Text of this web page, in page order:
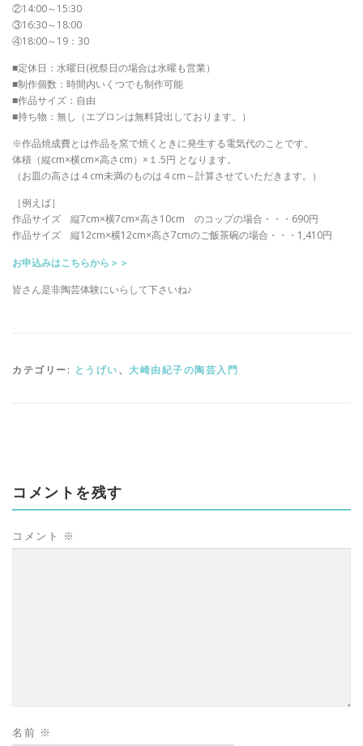
②14:00～15:30
③16:30～18:00
④18:00～19：30
■定休日：水曜日(祝祭日の場合は水曜も営業）
■制作個数：時間内いくつでも制作可能
■作品サイズ：自由
■持ち物：無し（エプロンは無料貸出しております。）
※作品焼成費とは作品を窯で焼くときに発生する電気代のことです。
体積（縦cm×横cm×高さcm）×１.5円 となります。
（お皿の高さは４cm未満のものは４cm～計算させていただきます。）
［例えば］
作品サイズ 縦7cm×横7cm×高さ10cm のコップの場合・・・690円
作品サイズ 縦12cm×横12cm×高さ7cmのご飯茶碗の場合・・・1,410円
お申込みはこちらから＞＞
皆さん是非陶芸体験にいらして下さいね♪
カテゴリー: とうげい、 大崎由紀子の陶芸入門
コメントを残す
コメント ※
名前 ※